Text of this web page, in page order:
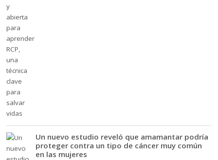
Un nuevo estudio reveló que amamantar podría
proteger contra un tipo de cáncer muy común
en las mujeres